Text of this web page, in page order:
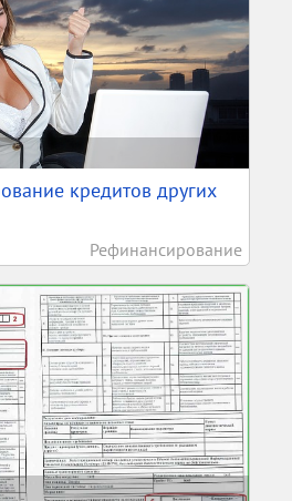
кредитов других
Рефинансирование